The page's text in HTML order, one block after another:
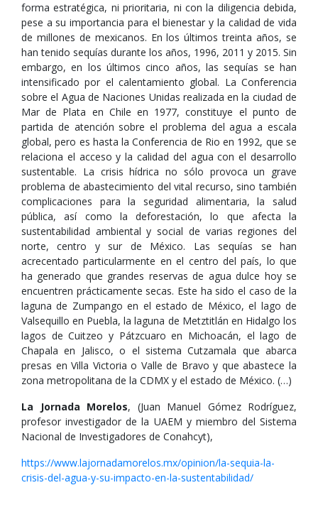
forma estratégica, ni prioritaria, ni con la diligencia debida,
pese a su importancia para el bienestar y la calidad de vida
de millones de mexicanos. En los últimos treinta años, se
han tenido sequías durante los años, 1996, 2011 y 2015. Sin
embargo, en los últimos cinco años, las sequías se han
intensificado por el calentamiento global. La Conferencia
sobre el Agua de Naciones Unidas realizada en la ciudad de
Mar de Plata en Chile en 1977, constituye el punto de
partida de atención sobre el problema del agua a escala
global, pero es hasta la Conferencia de Rio en 1992, que se
relaciona el acceso y la calidad del agua con el desarrollo
sustentable. La crisis hídrica no sólo provoca un grave
problema de abastecimiento del vital recurso, sino también
complicaciones para la seguridad alimentaria, la salud
pública, así como la deforestación, lo que afecta la
sustentabilidad ambiental y social de varias regiones del
norte, centro y sur de México. Las sequías se han
acrecentado particularmente en el centro del país, lo que
ha generado que grandes reservas de agua dulce hoy se
encuentren prácticamente secas. Este ha sido el caso de la
laguna de Zumpango en el estado de México, el lago de
Valsequillo en Puebla, la laguna de Metztitlán en Hidalgo los
lagos de Cuitzeo y Pátzcuaro en Michoacán, el lago de
Chapala en Jalisco, o el sistema Cutzamala que abarca
presas en Villa Victoria o Valle de Bravo y que abastece la
zona metropolitana de la CDMX y el estado de México. (…)
La Jornada Morelos, (Juan Manuel Gómez Rodríguez,
profesor investigador de la UAEM y miembro del Sistema
Nacional de Investigadores de Conahcyt),
https://www.lajornadamorelos.mx/opinion/la-sequia-la-
crisis-del-agua-y-su-impacto-en-la-sustentabilidad/